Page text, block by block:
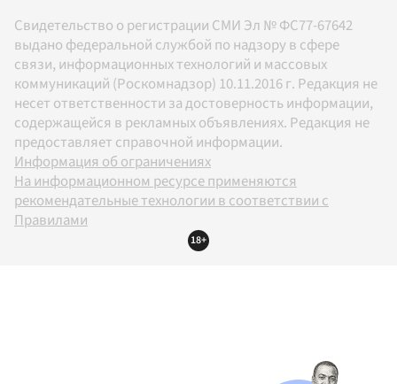
Свидетельство о регистрации СМИ Эл № ФС77-67642
выдано федеральной службой по надзору в сфере
связи, информационных технологий и массовых
коммуникаций (Роскомнадзор) 10.11.2016 г. Редакция не
несет ответственности за достоверность информации,
содержащейся в рекламных объявлениях. Редакция не
предоставляет справочной информации.
Информация об ограничениях
На информационном ресурсе применяются
рекомендательные технологии в соответствии с
Правилами
18+